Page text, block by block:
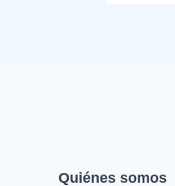
Quiénes somos